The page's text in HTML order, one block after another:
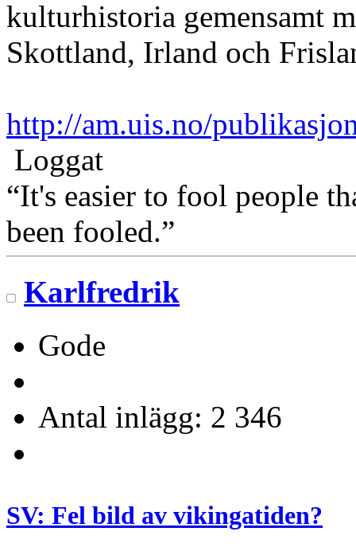
kulturhistoria gemensamt
Skottland, Irland och
http://am.uis.no/
Loggat
“It's easier to fool people
been fooled.”
Karlfredrik
Gode
Antal inlägg: 2 346
SV: Fel bild av vikingatiden?